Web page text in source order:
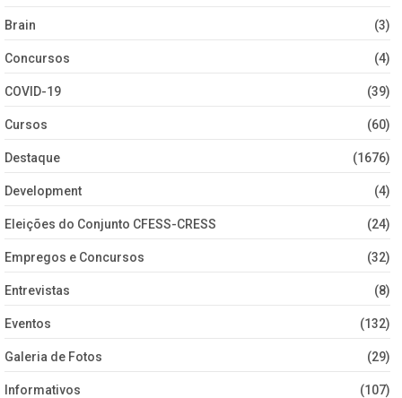
Brain (3)
Concursos (4)
COVID-19 (39)
Cursos (60)
Destaque (1676)
Development (4)
Eleições do Conjunto CFESS-CRESS (24)
Empregos e Concursos (32)
Entrevistas (8)
Eventos (132)
Galeria de Fotos (29)
Informativos (107)